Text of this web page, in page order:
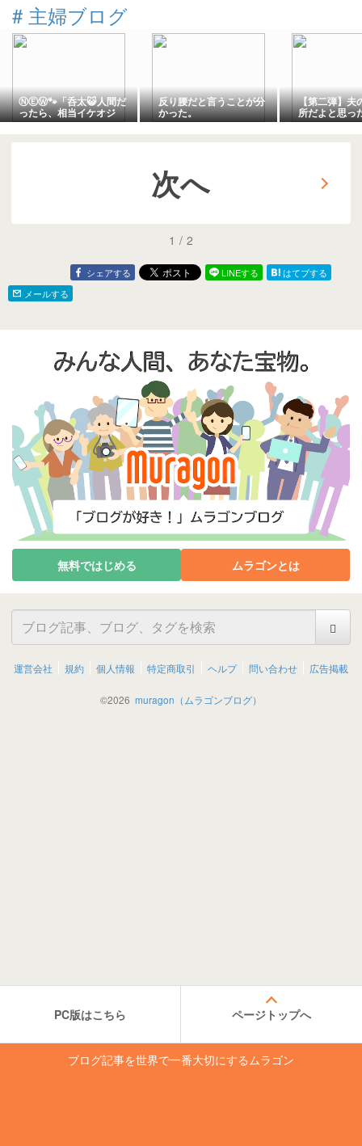
# 主婦ブログ
ⓃⒺⓌ🐾「呑太😺人間だ
ったら、相当イケオジ
❓✨」『裸夢 me more，
NONTA』
反り腰だと言うことが分
かった。
【第二弾】夫
所だよと思っ
次へ
1 / 2
シェアする LINEする
はてブする
メールする
無料ではじめる ムラゴンとは
運営会社 規約 個人情報 特定商取引 ヘルプ 問い合わせ 広告掲載
©2026 muragon（ムラゴンブログ）
PC版はこちら ページトップへ
ブログ記事を世界で一番大切にするムラゴン